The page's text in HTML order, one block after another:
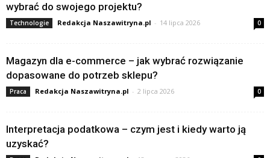
wybrać do swojego projektu?
Technologie Redakcja Naszawitryna.pl - 14 lipca 2026 0
Magazyn dla e-commerce – jak wybrać rozwiązanie
dopasowane do potrzeb sklepu?
Praca Redakcja Naszawitryna.pl - 2 lipca 2026 0
Interpretacja podatkowa – czym jest i kiedy warto ją
uzyskać?